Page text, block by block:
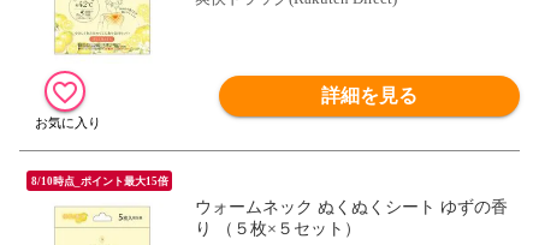
詳細を見る
8/10時点_ポイント最大15倍
ウォームネック ぬくぬくシート ゆずの香
り （５枚×５セット）